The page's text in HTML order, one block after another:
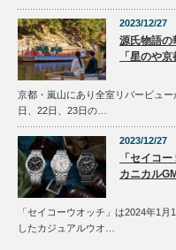
2023/12/27
源氏物語の
「星のや
京都・嵐山にあり全室リバービュ
日、22日、23日の…
2023/12/27
「セイコ
カニカル
「セイコーウオッチ」は2024年1
したカジュアルウオ…